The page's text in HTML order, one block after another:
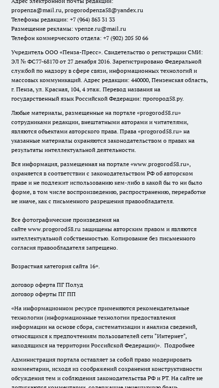
propenza@mail.ru, progorodpenza58@yandex.ru
Телефоны редакции: +7 (964) 863 31 33
Размещение рекламы: vpenze.ru@mail.ru
Телефон коммерческого отдела: +7 (902) 205 50 66
Учредитель ООО «Пенза-Пресс». Свидетельство о регистрации СМИ:
ЭЛ № ФС77-68170 от 27 декабря 2016. Зарегистрировано Федеральной
службой по надзору в сфере связи, информационных технологий и
массовых коммуникаций. Адрес редакции: 440000, Пензенская область,
г. Пенза, ул. Красная, 104, 4 этаж. Перевод названия на
государственный язык Российской Федерации: прогород58.ру.
Любые материалы, размещенные на портале «progorod58.ru»
сотрудниками редакции, внештатными авторами и читателями,
являются объектами авторского права. Права «progorod58.ru» на
указанные материалы охраняются законодательством о правах на
результаты интеллектуальной деятельности.
Вся информация, размещенная на портале «www.progorod58.ru»,
охраняется в соответствии с законодательством РФ об авторском
праве и не подлежит использованию кем-либо в какой бы то ни было
форме, в том числе воспроизведению, распространению, переработке
не иначе, как с письменного разрешения правообладателя.
Все фотографические произведения на
сайте www.progorod58.ru защищены авторским правом и являются
интеллектуальной собственностью. Копирование без письменного
согласия правообладателя запрещено.
Возрастная категория сайта 16+.
договор оферта ПГ Полуд
договор оферты ПГ ПП
«На информационном ресурсе применяются рекомендательные
технологии (информационные технологии предоставления
информации на основе сбора, систематизации и анализа сведений,
относящихся к предпочтениям пользователей сети "Интернет",
находящихся на территории Российской Федерации)». Подробнее
Администрация портала оставляет за собой право модерировать
комментарии, исходя из соображений сохранения конструктивности
обсуждения тем и соблюдения законодательства РФ и РТ. На сайте не